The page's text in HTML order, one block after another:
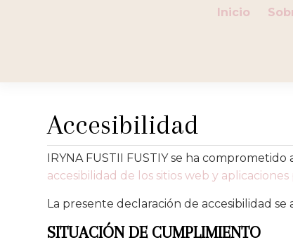
Inicio
Accesibilidad
IRYNA FUSTII FUSTIY se ha
accesibilidad de los sitios web y
La presente declaración de accesibilidad
SITUACIÓN DE CUMPLIMIENTO